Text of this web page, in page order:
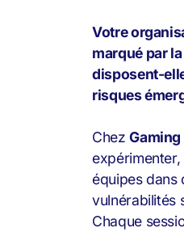
Votre
marqué par
disposent-
risques
ChezGaming
équipes dans
vulnérabilités
Chaque